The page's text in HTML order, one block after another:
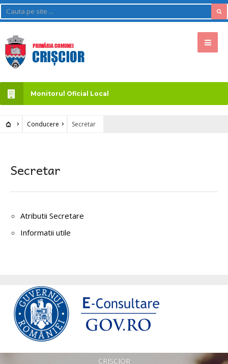
Monitorul Oficial Local
Conducere Secretar
Secretar
Atributii Secretare
Informatii utile
CRISCIOR